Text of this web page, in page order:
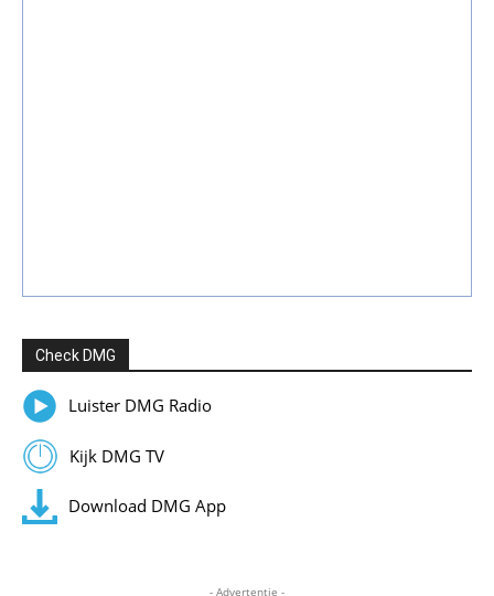
Check DMG
Luister DMG Radio
Kijk DMG TV
Download DMG App
- Advertentie -